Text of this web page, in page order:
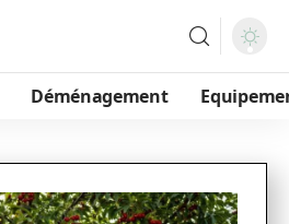
Déménagement